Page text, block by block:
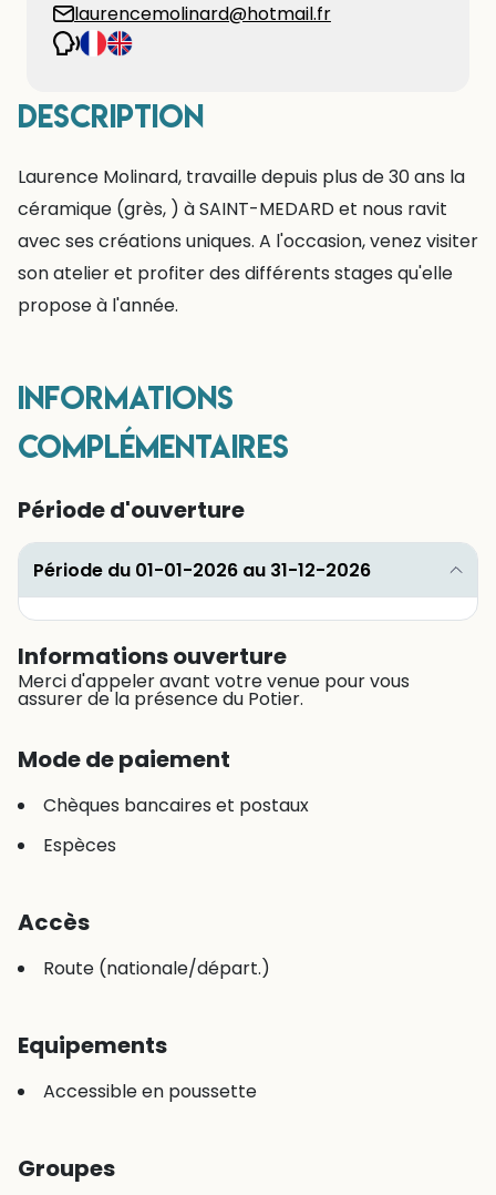
laurencemolinard@hotmail.fr
Description
Laurence Molinard, travaille depuis plus de 30 ans la
céramique (grès, ) à SAINT-MEDARD et nous ravit
avec ses créations uniques. A l'occasion, venez visiter
son atelier et profiter des différents stages qu'elle
propose à l'année.
Informations
complémentaires
Période d'ouverture
Période du 01-01-2026 au 31-12-2026
Informations ouverture
Merci d'appeler avant votre venue pour vous
assurer de la présence du Potier.
Mode de paiement
Chèques bancaires et postaux
Espèces
Accès
Route (nationale/départ.)
Equipements
Accessible en poussette
Groupes